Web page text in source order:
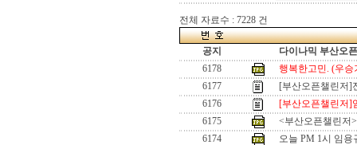
전체 자료수 : 7228 건
공지
다이나믹 부산오
6178
행복한고민. (우승
6177
[부산오픈챌린저]
6176
[부산오픈챌린저]
6175
<부산오픈챌린저
6174
오늘 PM 1시 임용